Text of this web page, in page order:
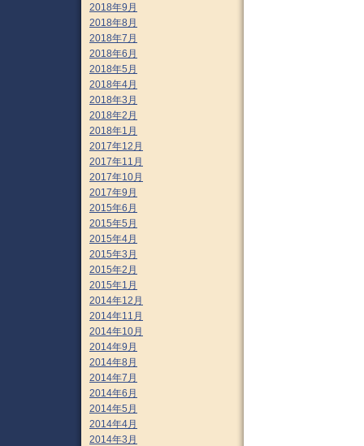
2018年9月
2018年8月
2018年7月
2018年6月
2018年5月
2018年4月
2018年3月
2018年2月
2018年1月
2017年12月
2017年11月
2017年10月
2017年9月
2015年6月
2015年5月
2015年4月
2015年3月
2015年2月
2015年1月
2014年12月
2014年11月
2014年10月
2014年9月
2014年8月
2014年7月
2014年6月
2014年5月
2014年4月
2014年3月